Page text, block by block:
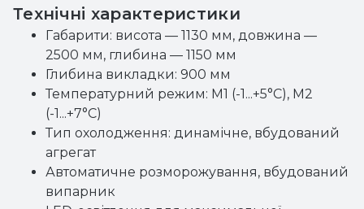
Технічні характеристики
Габарити: висота — 1130 мм, довжина —
2500 мм, глибина — 1150 мм
Глибина викладки: 900 мм
Температурний режим: M1 (-1...+5°C), M2
(-1...+7°C)
Тип охолодження: динамічне, вбудований
агрегат
Автоматичне розморожування, вбудований
випарник